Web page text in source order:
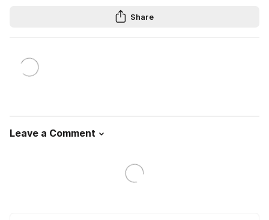
Share
Leave a Comment